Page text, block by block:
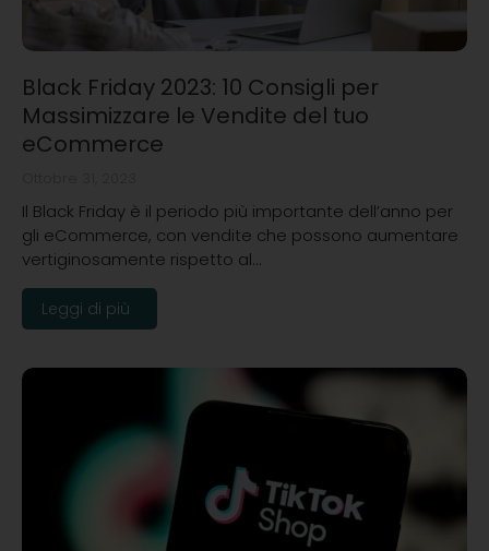
Black Friday 2023: 10 Consigli per
Massimizzare le Vendite del tuo
eCommerce
Il Black Friday è il periodo più importante dell’anno per
gli eCommerce, con vendite che possono aumentare
vertiginosamente rispetto al…
Leggi di più